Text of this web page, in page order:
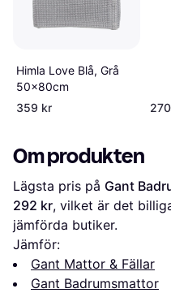
Himla Love Blå, Grå
50x80cm
359 kr
Om produkten
Lägsta pris på Gant
292 kr, vilket är det
jämförda butiker.
Jämför:
Gant Mattor & Fällar
Gant Badrumsmattor